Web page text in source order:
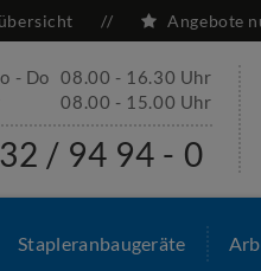
Angebote
- Do 08.00 - 16.30 Uhr
08.00 - 15.00 Uhr
/ 94 94 - 0
Stapleranbaugeräte